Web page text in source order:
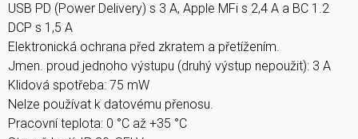
USB PD (Power Delivery) s 3 A, Apple MFi s 2,4 A a BC 1.2
DCP s 1,5 A
Elektronická ochrana před zkratem a přetížením.
Jmen. proud jednoho výstupu (druhý výstup nepoužit): 3 A
Klidová spotřeba: 75 mW
Nelze používat k datovému přenosu.
Pracovní teplota: 0 °C až +35 °C